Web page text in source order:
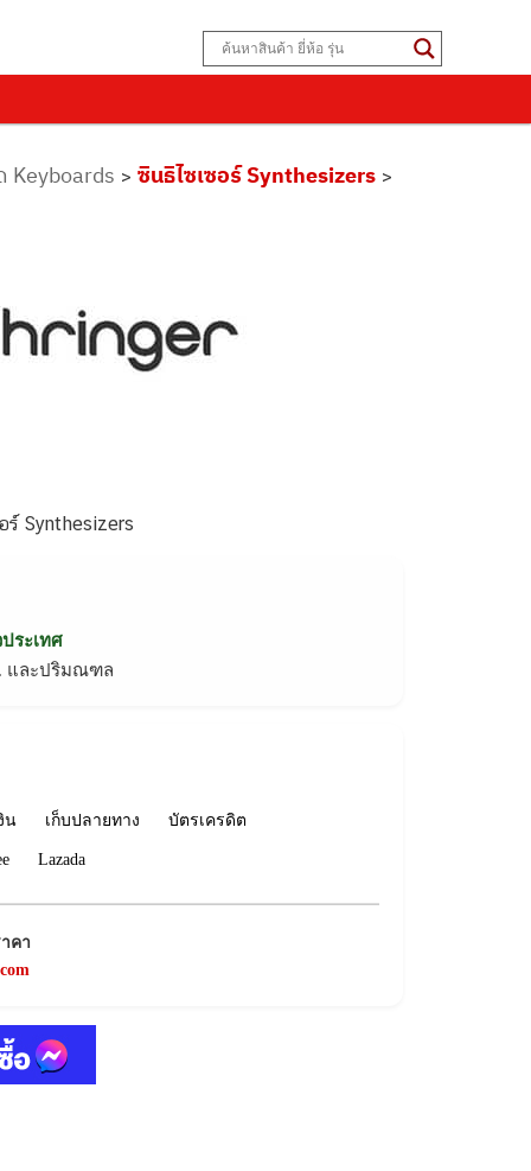
Keyboards > ซินธิไซเซอร์ Synthesizers >
ร์ Synthesizers
ระเทศ
และปริมณฑล
น เก็บปลายทาง บัตรเครดิต
Lazada
คา